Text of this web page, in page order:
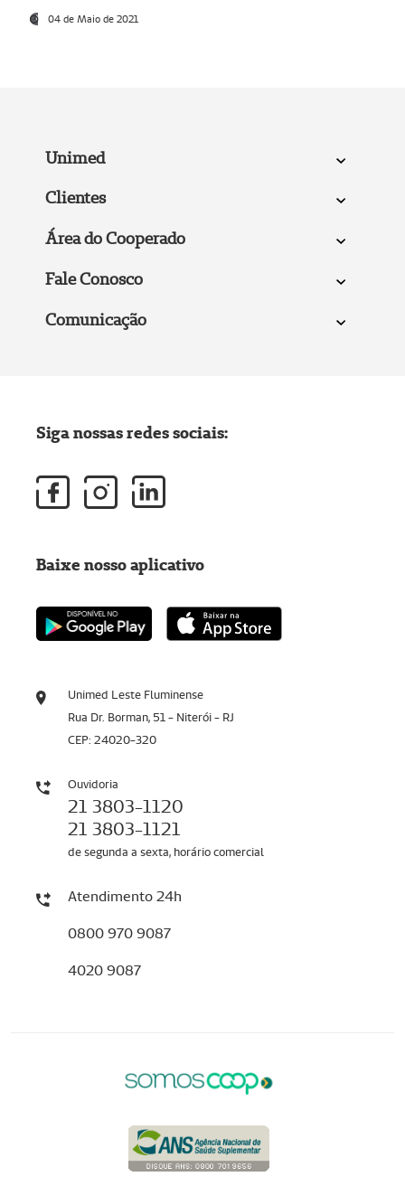
04 de Maio de 2021
Unimed
Clientes
Área do Cooperado
Fale Conosco
Comunicação
Unimed Leste Fluminense
Rua Dr. Borman, 51 - Niterói - RJ
CEP: 24020-320
Ouvidoria
21 3803-1120
21 3803-1121
de segunda a sexta, horário comercial
Atendimento 24h
0800 970 9087
4020 9087
Siga nossas redes sociais:
Baixe nosso aplicativo